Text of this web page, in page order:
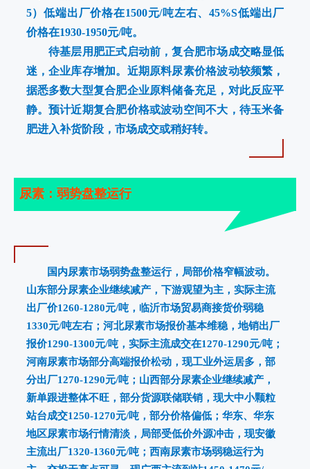
5）低端出厂价格在1500元/吨左右、45%S低端出厂
价格在1930-1950元/吨。
待基层用肥正式启动前，复合肥市场成交略显低
迷，企业库存增加。近期原料尿素价格波动较频繁，
据悉多数大型复合肥企业原料储备充足，对此反应平
静。预计近期复合肥价格或波动空间不大，待玉米备
肥进入补货阶段，市场成交或稍好转。
尿素：弱势盘整运行
国内尿素市场弱势盘整运行，局部价格窄幅波动。
山东部分尿素企业继续减产，下游观望为主，实际主流
出厂价1260-1280元/吨，临沂市场贸易商接货价弱稳
1330元/吨左右；河北尿素市场报价基本维稳，地销出厂
报价1290-1300元/吨，实际主流成交在1270-1290元/吨；
河南尿素市场部分高端报价松动，现工业外运居多，部
分出厂1270-1290元/吨；山西部分尿素企业继续减产，
新单跟进整体不旺，部分货源联储联销，现大中小颗粒
站台成交1250-1270元/吨，部分价格偏低；华东、华东
地区尿素市场行情清淡，局部受低价外源冲击，现安徽
主流出厂1320-1360元/吨；西南尿素市场弱稳运行为